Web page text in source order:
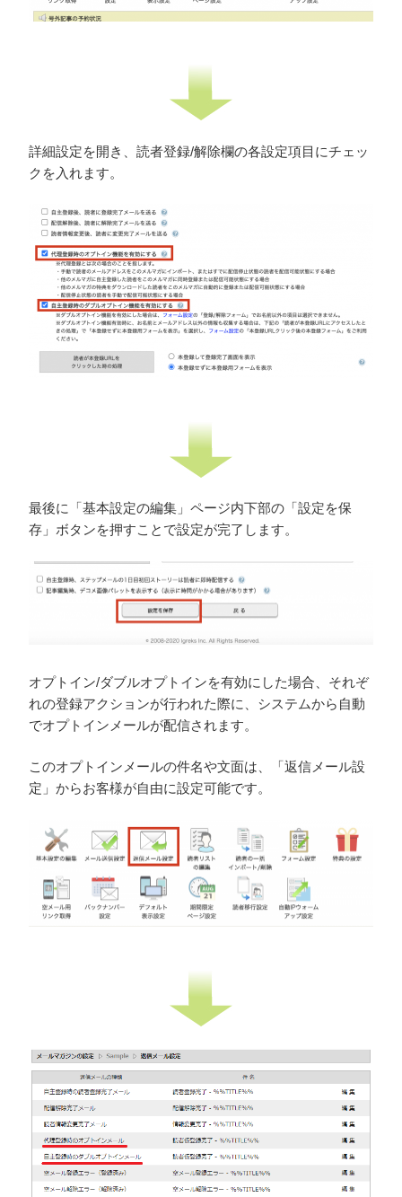
詳細設定を開き、読者登録/解除欄の各設定項目にチェッ
クを入れます。
最後に「基本設定の編集」ページ内下部の「設定を保
存」ボタンを押すことで設定が完了します。
オプトイン/ダブルオプトインを有効にした場合、それぞ
れの登録アクションが行われた際に、システムから自動
でオプトインメールが配信されます。
このオプトインメールの件名や文面は、「返信メール設
定」からお客様が自由に設定可能です。